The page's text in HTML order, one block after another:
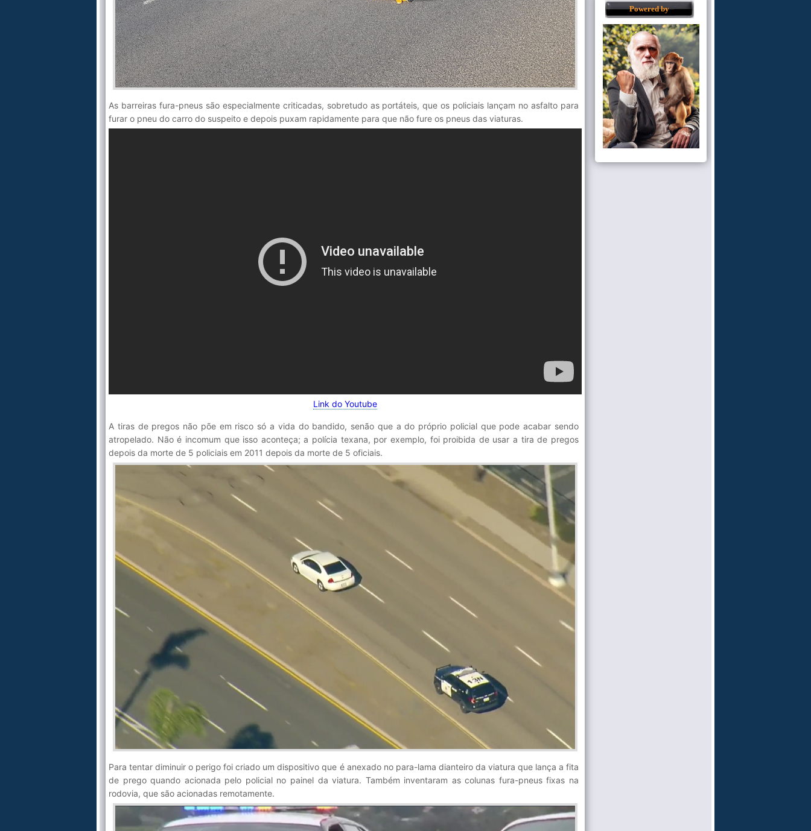
As barreiras fura-pneus são especialmente criticadas, sobretudo as portáteis, que os policiais lançam no asfalto para
furar o pneu do carro do suspeito e depois puxam rapidamente para que não fure os pneus das viaturas.
Link do Youtube
A tiras de pregos não põe em risco só a vida do bandido, senão que a do próprio policial que pode acabar sendo
atropelado. Não é incomum que isso aconteça; a polícia texana, por exemplo, foi proibida de usar a tira de pregos
depois da morte de 5 policiais em 2011 depois da morte de 5 oficiais.
Para tentar diminuir o perigo foi criado um dispositivo que é anexado no para-lama dianteiro da viatura que lança a fita
de prego quando acionada pelo policial no painel da viatura. Também inventaram as colunas fura-pneus fixas na
rodovia, que são acionadas remotamente.
Powered by